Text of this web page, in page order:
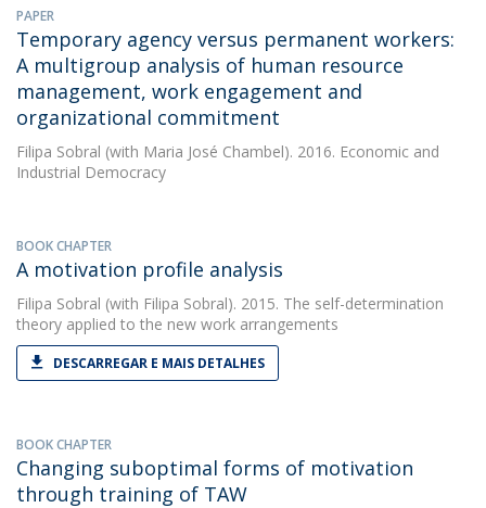
PAPER
Temporary agency versus permanent workers:
A multigroup analysis of human resource
management, work engagement and
organizational commitment
Filipa Sobral (with Maria José Chambel). 2016. Economic and
Industrial Democracy
BOOK CHAPTER
A motivation profile analysis
Filipa Sobral (with Filipa Sobral). 2015. The self-determination
theory applied to the new work arrangements
DESCARREGAR E MAIS DETALHES
BOOK CHAPTER
Changing suboptimal forms of motivation
through training of TAW